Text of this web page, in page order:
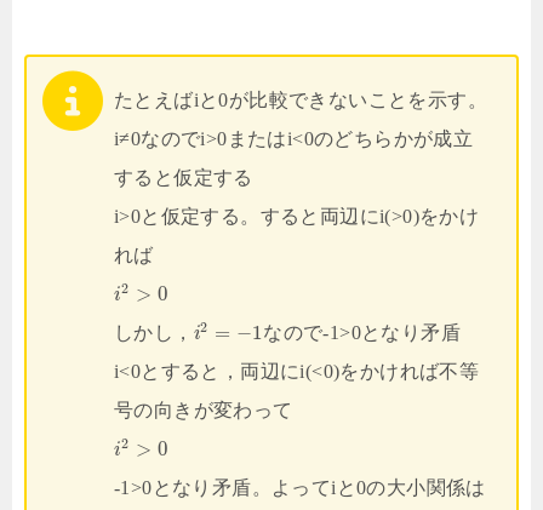
たとえばiと0が比較できないことを示す。
i≠0なのでi>0またはi<0のどちらかが成立
すると仮定する
i>0と仮定する。すると両辺にi(>0)をかけ
れば
i2 > 0
しかし， i2 = −1なので-1>0となり矛盾
i<0とすると，両辺にi(<0)をかければ不等
号の向きが変わって
i2 > 0
-1>0となり矛盾。よってiと0の大小関係は